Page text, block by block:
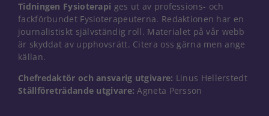
Tidningen Fysioterapi ges ut av professions- och
fackförbundet Fysioterapeuterna. Redaktionen har en
journalistiskt självständig roll. Materialet på vår webb
är skyddat av upphovsrätt. Citera oss gärna men ange
källan.
Chefredaktör och ansvarig utgivare: Linus Hellerstedt
Ställföreträdande utgivare: Agneta Persson